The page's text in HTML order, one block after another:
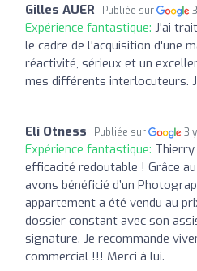
Gilles AUER Publiée sur
Expérience fantastique: J'ai
le cadre de l'acquisition d'une
réactivité, sérieux et un
mes différents interlocuteurs.
Eli Otness Publiée sur 3
Expérience fantastique: Thierry
efficacité redoutable ! Grâce
avons bénéficié d’un
appartement a été vendu au
dossier constant avec son
signature. Je recommande
commercial !!! Merci à lui.